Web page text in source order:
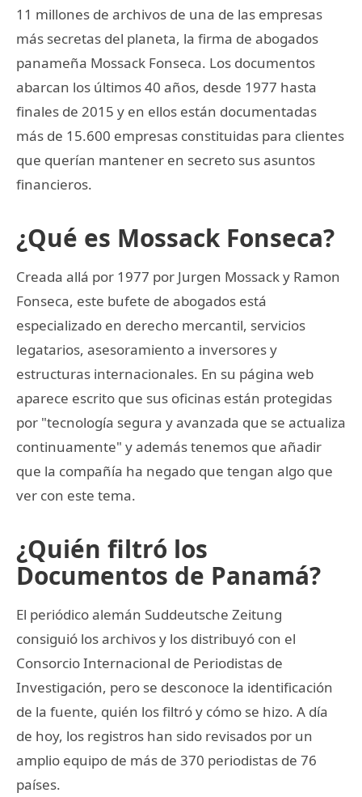
11 millones de archivos de una de las empresas
más secretas del planeta, la firma de abogados
panameña Mossack Fonseca. Los documentos
abarcan los últimos 40 años, desde 1977 hasta
finales de 2015 y en ellos están documentadas
más de 15.600 empresas constituidas para clientes
que querían mantener en secreto sus asuntos
financieros.
¿Qué es Mossack Fonseca?
Creada allá por 1977 por Jurgen Mossack y Ramon
Fonseca, este bufete de abogados está
especializado en derecho mercantil, servicios
legatarios, asesoramiento a inversores y
estructuras internacionales. En su página web
aparece escrito que sus oficinas están protegidas
por "tecnología segura y avanzada que se actualiza
continuamente" y además tenemos que añadir
que la compañía ha negado que tengan algo que
ver con este tema.
¿Quién filtró los
Documentos de Panamá?
El periódico alemán Suddeutsche Zeitung
consiguió los archivos y los distribuyó con el
Consorcio Internacional de Periodistas de
Investigación, pero se desconoce la identificación
de la fuente, quién los filtró y cómo se hizo. A día
de hoy, los registros han sido revisados por un
amplio equipo de más de 370 periodistas de 76
países.